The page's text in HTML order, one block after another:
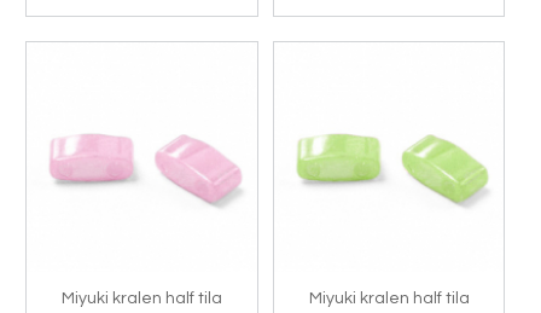
Miyuki kralen half tila
Miyuki kralen half tila